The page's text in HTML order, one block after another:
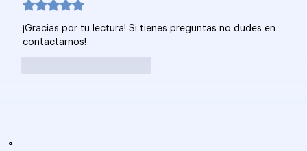
Obtuvo 5 de 5 estrellas.
¡Gracias por tu lectura! Si tienes preguntas no dudes en
contactarnos!